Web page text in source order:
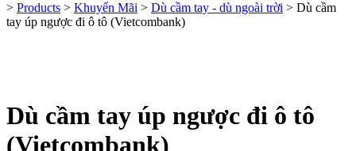
> Products > Khuyến Mãi > Dù cầm tay - dù ngoài trời > Dù cầm
tay úp ngược đi ô tô (Vietcombank)
Dù cầm tay úp ngược đi ô tô
(Vietcombank)